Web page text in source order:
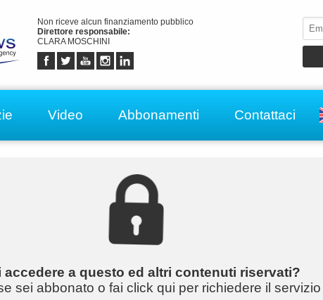
Non riceve alcun finanziamento pubblico
Direttore responsabile:
CLARA MOSCHINI
Video Abbonamenti Contattaci
accedere a questo ed altri contenuti riservati?
sei abbonato o fai click qui per richiedere il servizio